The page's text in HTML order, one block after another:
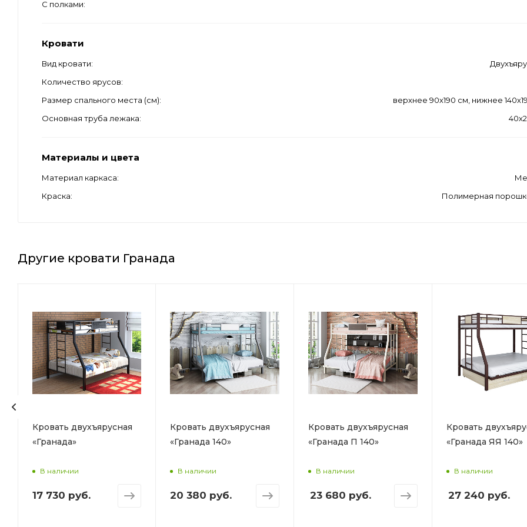
С полками
Кровати
Вид кровати
Количество ярусов
Размер спального места (см)
верхнее 90х190 см, нижнее
Основная труба лежака
Материалы и цвета
Материал каркаса
Краска
Полимерная
Другие кровати Гранада
Кровать двухъярусная
«Гранада»
В наличии
17 730 руб.
Кровать двухъярусная
«Гранада 140»
В наличии
20 380 руб.
Кровать двухъярусная
«Гранада П 140»
В наличии
23 680 руб.
Кровать
«Гранада ЯЯ 140»
В наличии
27 240 руб.